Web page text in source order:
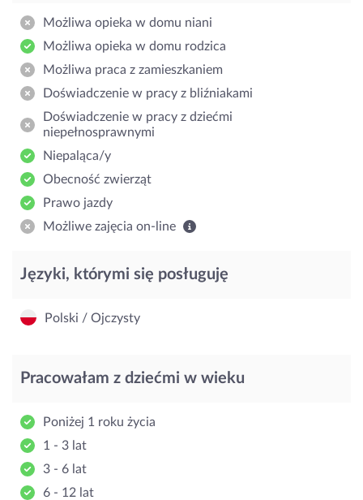
Możliwa opieka w domu niani
Możliwa opieka w domu rodzica
Możliwa praca z zamieszkaniem
Doświadczenie w pracy z bliźniakami
Doświadczenie w pracy z dziećmi
niepełnosprawnymi
Niepaląca/y
Obecność zwierząt
Prawo jazdy
Możliwe zajęcia on-line
Języki, którymi się posługuję
Polski / Ojczysty
Pracowałam z dziećmi w wieku
Poniżej 1 roku życia
1 - 3 lat
3 - 6 lat
6 - 12 lat